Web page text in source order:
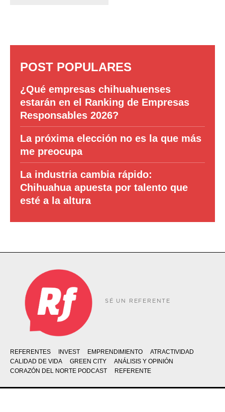
POST POPULARES
¿Qué empresas chihuahuenses
estarán en el Ranking de Empresas
Responsables 2026?
La próxima elección no es la que más
me preocupa
La industria cambia rápido:
Chihuahua apuesta por talento que
esté a la altura
SÉ UN REFERENTE
REFERENTES INVEST EMPRENDIMIENTO
ATRACTIVIDAD
CALIDAD DE VIDA
GREEN CITY
ANÁLISIS Y OPINIÓN
CORAZÓN DEL NORTE PODCAST
REFERENTE